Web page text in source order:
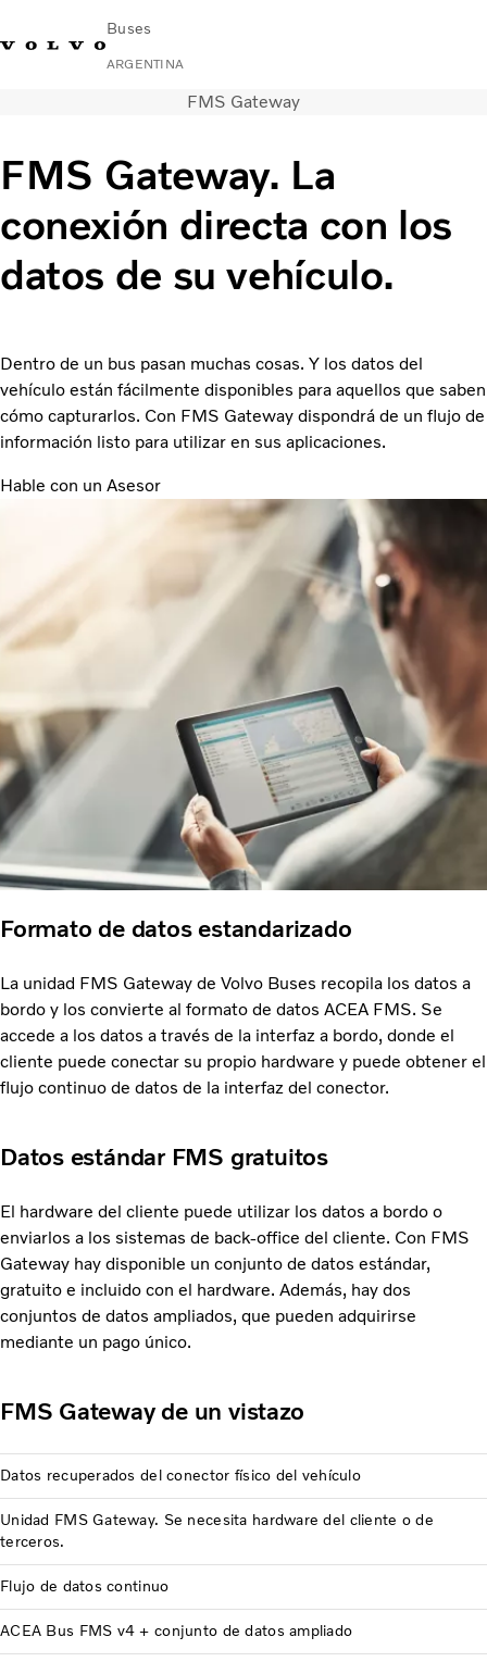
Buses
ARGENTINA
Buscar concesionarioVolvo Connect
Urbano e Interurbano
Buses Media & Larga Distancia
Servicios
¿Por qué elegir Volvo?
Contacto
FMS Gateway
FMS Gateway. La
conexión directa con los
datos de su vehículo.
Dentro de un bus pasan muchas cosas. Y los datos del
vehículo están fácilmente disponibles para aquellos que saben
cómo capturarlos. Con FMS Gateway dispondrá de un flujo de
información listo para utilizar en sus aplicaciones.
Hable con un Asesor
Formato de datos estandarizado
La unidad FMS Gateway de Volvo Buses recopila los datos a
bordo y los convierte al formato de datos ACEA FMS. Se
accede a los datos a través de la interfaz a bordo, donde el
cliente puede conectar su propio hardware y puede obtener el
flujo continuo de datos de la interfaz del conector.
Datos estándar FMS gratuitos
El hardware del cliente puede utilizar los datos a bordo o
enviarlos a los sistemas de back-office del cliente. Con FMS
Gateway hay disponible un conjunto de datos estándar,
gratuito e incluido con el hardware. Además, hay dos
conjuntos de datos ampliados, que pueden adquirirse
mediante un pago único.
FMS Gateway de un vistazo
Datos recuperados del conector físico del vehículo
Unidad FMS Gateway. Se necesita hardware del cliente o de
terceros.
Flujo de datos continuo
ACEA Bus FMS v4 + conjunto de datos ampliado